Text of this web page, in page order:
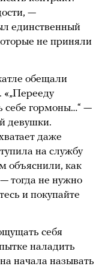
—
единственный
не приняли
обещали
«„Перееду
себе гормоны…“ —
девушки.
даже
на службу
объяснили, как
тогда не нужно
и покупайте
себя
наладить
начала называть